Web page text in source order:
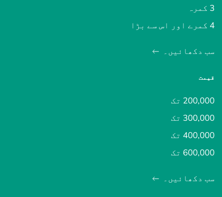
3 کمرہ
4 کمرے اور اس سے بڑا
سب دکھائیں۔
قیمت
200,000 تک
300,000 تک
400,000 تک
600,000 تک
سب دکھائیں۔